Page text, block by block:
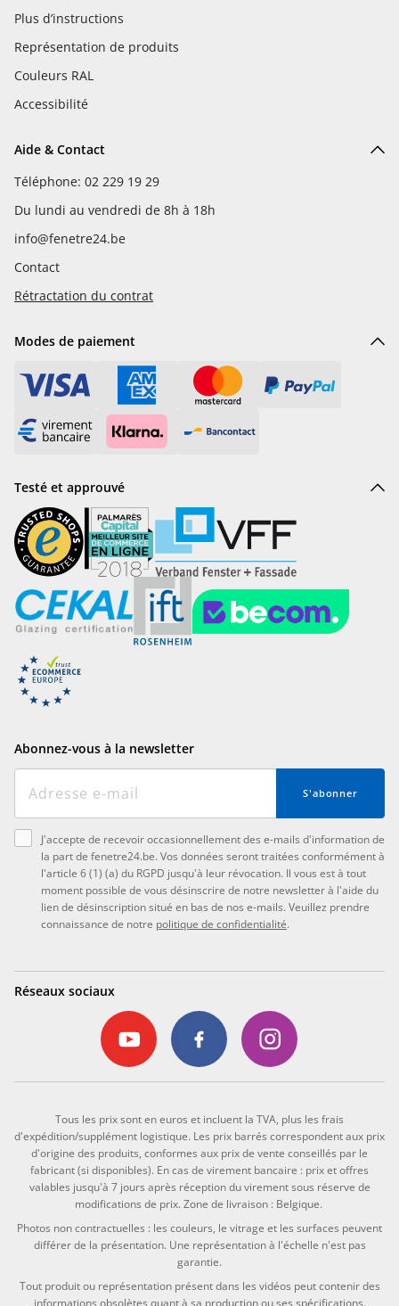
Plus d’instructions
Représentation de produits
Couleurs RAL
Accessibilité
Aide & Contact
Téléphone: 02 229 19 29
Du lundi au vendredi de 8h à 18h
info@fenetre24.be
Contact
Rétractation du contrat
Modes de paiement
Testé et approuvé
Abonnez-vous à la newsletter
S'abonner
J'accepte de recevoir occasionnellement des e-mails d'information de
la part de fenetre24.be. Vos données seront traitées conformément à
l'article 6 (1) (a) du RGPD jusqu'à leur révocation. Il vous est à tout
moment possible de vous désinscrire de notre newsletter à l'aide du
lien de désinscription situé en bas de nos e-mails. Veuillez prendre
connaissance de notre politique de confidentialité.
Réseaux sociaux
Tous les prix sont en euros et incluent la TVA, plus les frais
d'expédition/supplément logistique. Les prix barrés correspondent aux prix
d'origine des produits, conformes aux prix de vente conseillés par le
fabricant (si disponibles). En cas de virement bancaire : prix et offres
valables jusqu'à 7 jours après réception du virement sous réserve de
modifications de prix. Zone de livraison : Belgique.
Photos non contractuelles : les couleurs, le vitrage et les surfaces peuvent
différer de la présentation. Une représentation à l'échelle n'est pas
garantie.
Tout produit ou représentation présent dans les vidéos peut contenir des
informations obsolètes quant à sa production ou ses spécifications.